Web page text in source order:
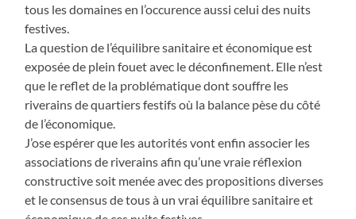
tous les domaines en l’occurence aussi celui des nuits
festives.
La question de l’équilibre sanitaire et économique est
exposée de plein fouet avec le déconfinement. Elle n’est
que le reflet de la problématique dont souffre les
riverains de quartiers festifs où la balance pèse du côté
de l’économique.
J’ose espérer que les autorités vont enfin associer les
associations de riverains afin qu’une vraie réflexion
constructive soit menée avec des propositions diverses
et le consensus de tous à un vrai équilibre sanitaire et